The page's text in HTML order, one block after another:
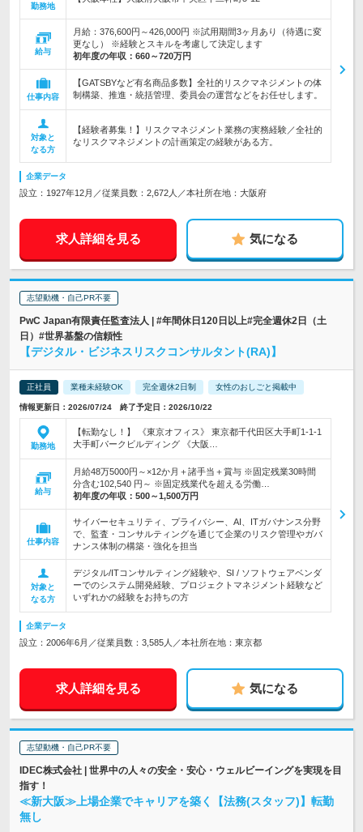
勤務地
給与
月給：376,600円～426,000円 ※試用期間3ヶ月あり（待遇に変
更なし） ※経験とスキルを考慮して決定します
初年度の年収： 660～720万円
仕事内容
【GATSBYなど有名商品多数】全社的リスクマネジメントの体
制構築、推進・統括管理、委員会の運営などをお任せします。
対象と
なる方
【経験者募集！】リスクマネジメント業務の実務経験／全社的
なリスクマネジメントの計画策定の経験がある方。
企業データ
設立：1927年12月／従業員数：2,672人／本社所在地：大阪府
求人詳細を見る 気になる
志望動機・自己PR不要
PwC Japan有限責任監査法人 | #年間休日120日以上#完全週休2日（土
日）#世界基盤の信頼性
【デジタル・ビジネスリスクコンサルタント(RA)】
正社員 業種未経験OK 完全週休2日制 女性のおしごと掲載中
情報更新日：2026/07/24 終了予定日：2026/10/22
勤務地
【転勤なし！】 《東京オフィス》 東京都千代田区大手町1-1-1
大手町パークビルディング 《大阪…
給与
月給48万5000円～×12か月＋諸手当＋賞与 ※固定残業30時間
分含む102,540 円～ ※固定残業代を超える労働…
初年度の年収： 500～1,500万円
仕事内容
サイバーセキュリティ、プライバシー、AI、ITガバナンス分野
で、監査・コンサルティングを通じて企業のリスク管理やガバ
ナンス体制の構築・強化を担当
対象と
なる方
デジタル/ITコンサルティング経験や、SI / ソフトウェアベンダ
ーでのシステム開発経験、プロジェクトマネジメント経験など
いずれかの経験をお持ちの方
企業データ
設立：2006年6月／従業員数：3,585人／本社所在地：東京都
求人詳細を見る 気になる
志望動機・自己PR不要
IDEC株式会社 | 世界中の人々の安全・安心・ウェルビーイングを実現を目
指す！
≪新大阪≫上場企業でキャリアを築く【法務(スタッフ)】転勤
無し